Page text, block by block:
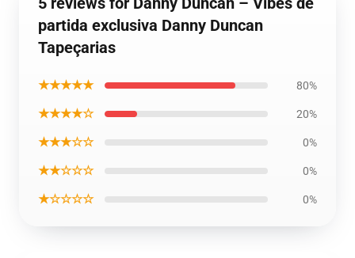
partida exclusiva Danny Duncan
Tapeçarias
★★★★★ 80%
★★★★☆ 20%
★★★☆☆ 0%
★★☆☆☆ 0%
★☆☆☆☆ 0%